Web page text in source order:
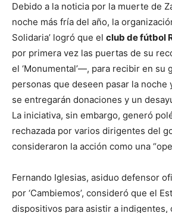
Debido a la noticia por la muerte de
noche más fría del año, la
Solidaria’ logró que el club de fútbol
por primera vez las puertas de su
el ‘Monumental’—, para recibir en su
personas que deseen pasar la noche
se entregarán donaciones y un
La iniciativa, sin embargo, generó
rechazada por varios dirigentes del
consideraron la acción como una
Fernando Iglesias, asiduo defensor
por ‘Cambiemos’, consideró que el
dispositivos para asistir a indigentes,